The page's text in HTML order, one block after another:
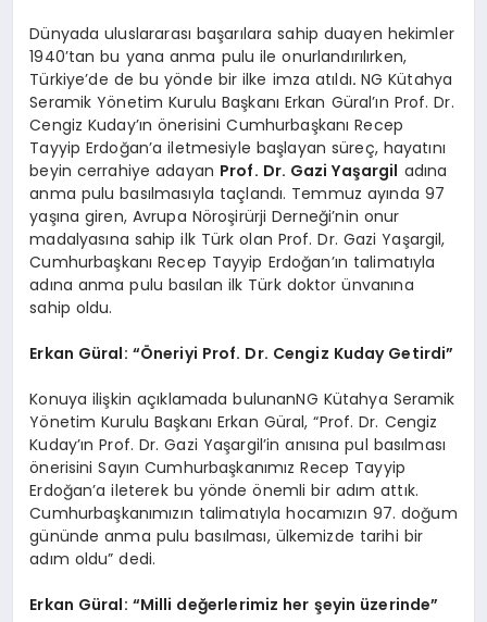
Dünyada uluslararası başarılara sahip duayen hekimler
1940’tan bu yana anma pulu ile onurlandırılırken,
Türkiye’de de bu yönde bir ilke imza atıldı. NG Kütahya
Seramik Yönetim Kurulu Başkanı Erkan Güral’ın Prof. Dr.
Cengiz Kuday’ın önerisini Cumhurbaşkanı Recep
Tayyip Erdoğan’a iletmesiyle başlayan süreç, hayatını
beyin cerrahiye adayan Prof. Dr. Gazi Yaşargil adına
anma pulu basılmasıyla taçlandı. Temmuz ayında 97
yaşına giren, Avrupa Nöroşirürji Derneği’nin onur
madalyasına sahip ilk Türk olan Prof. Dr. Gazi Yaşargil,
Cumhurbaşkanı Recep Tayyip Erdoğan’ın talimatıyla
adına anma pulu basılan ilk Türk doktor ünvanına
sahip oldu.
Erkan Güral: “Öneriyi Prof. Dr. Cengiz Kuday Getirdi”
Konuya ilişkin açıklamada bulunanNG Kütahya Seramik
Yönetim Kurulu Başkanı Erkan Güral, “Prof. Dr. Cengiz
Kuday’ın Prof. Dr. Gazi Yaşargil’in anısına pul basılması
önerisini Sayın Cumhurbaşkanımız Recep Tayyip
Erdoğan’a ileterek bu yönde önemli bir adım attık.
Cumhurbaşkanımızın talimatıyla hocamızın 97. doğum
gününde anma pulu basılması, ülkemizde tarihi bir
adım oldu” dedi.
Erkan Güral: “Milli değerlerimiz her şeyin üzerinde”